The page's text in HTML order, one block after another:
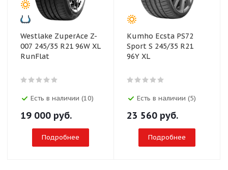
Westlake ZuperAce Z-
007 245/35 R21 96W XL
RunFlat
Есть в наличии (10)
19 000 руб.
Подробнее
Kumho Ecsta PS72
Sport S 245/35 R21
96Y XL
Есть в наличии (5)
23 560 руб.
Подробнее